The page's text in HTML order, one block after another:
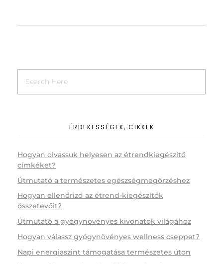
ÉRDEKESSÉGEK, CIKKEK
Hogyan olvassuk helyesen az étrendkiegészítő
címkéket?
Útmutató a természetes egészségmegőrzéshez
Hogyan ellenőrizd az étrend-kiegészítők
összetevőit?
Útmutató a gyógynövényes kivonatok világához
Hogyan válassz gyógynövényes wellness cseppet?
Napi energiaszint támogatása természetes úton